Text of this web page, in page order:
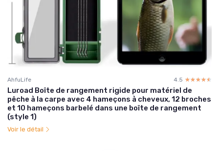
AhfuLife 4.5 ☆☆☆☆☆
★★★★★
Luroad Boîte de rangement rigide pour matériel de
pêche à la carpe avec 4 hameçons à cheveux, 12 broches
et 10 hameçons barbelé dans une boîte de rangement
(style 1)
Voir le détail